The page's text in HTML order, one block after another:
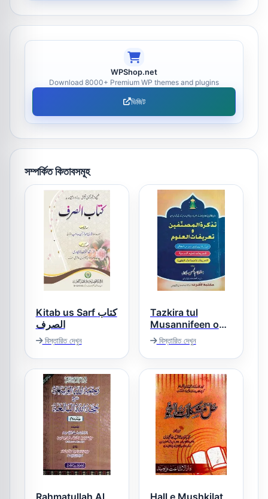
WPShop.net
Download 8000+ Premium WP themes and plugins
ভিজিট
সম্পর্কিত কিতাবসমূহ
Kitab us Sarf کتاب
الصرف
বিস্তারিত দেখুন
Tazkira tul
Musannifeen o
Tarifaat ul Uloom
تذکرۃ المصنفین و
تعریفات العلوم
বিস্তারিত দেখুন
Rahmatullah Al
Hall e Mushkilat